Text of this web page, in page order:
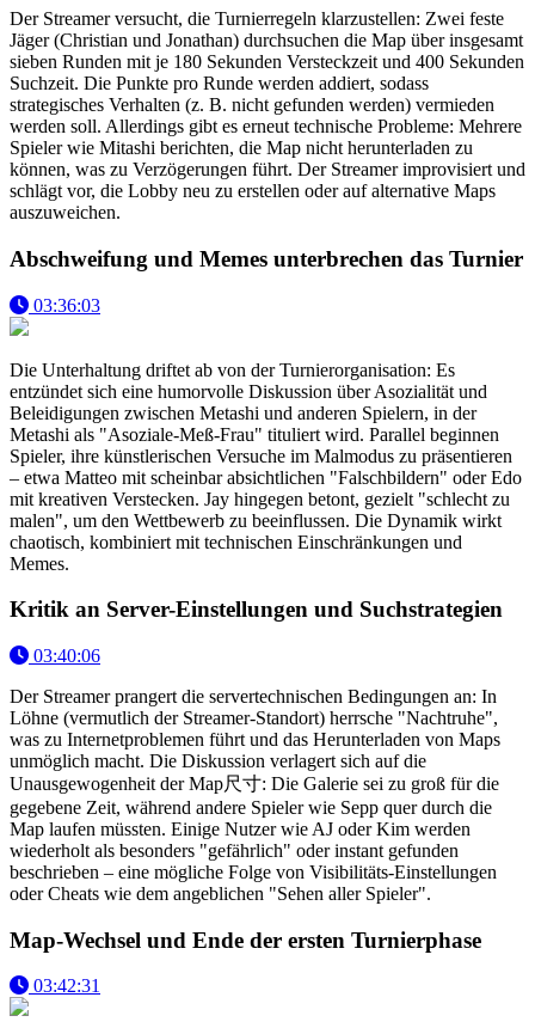
Der Streamer versucht, die Turnierregeln klarzustellen: Zwei feste
Jäger (Christian und Jonathan) durchsuchen die Map über insgesamt
sieben Runden mit je 180 Sekunden Versteckzeit und 400 Sekunden
Suchzeit. Die Punkte pro Runde werden addiert, sodass
strategisches Verhalten (z. B. nicht gefunden werden) vermieden
werden soll. Allerdings gibt es erneut technische Probleme: Mehrere
Spieler wie Mitashi berichten, die Map nicht herunterladen zu
können, was zu Verzögerungen führt. Der Streamer improvisiert und
schlägt vor, die Lobby neu zu erstellen oder auf alternative Maps
auszuweichen.
Abschweifung und Memes unterbrechen das Turnier
03:36:03
Die Unterhaltung driftet ab von der Turnierorganisation: Es
entzündet sich eine humorvolle Diskussion über Asozialität und
Beleidigungen zwischen Metashi und anderen Spielern, in der
Metashi als "Asoziale-Meß-Frau" tituliert wird. Parallel beginnen
Spieler, ihre künstlerischen Versuche im Malmodus zu präsentieren
– etwa Matteo mit scheinbar absichtlichen "Falschbildern" oder Edo
mit kreativen Verstecken. Jay hingegen betont, gezielt "schlecht zu
malen", um den Wettbewerb zu beeinflussen. Die Dynamik wirkt
chaotisch, kombiniert mit technischen Einschränkungen und
Memes.
Kritik an Server-Einstellungen und Suchstrategien
03:40:06
Der Streamer prangert die servertechnischen Bedingungen an: In
Löhne (vermutlich der Streamer-Standort) herrsche "Nachtruhe",
was zu Internetproblemen führt und das Herunterladen von Maps
unmöglich macht. Die Diskussion verlagert sich auf die
Unausgewogenheit der Map尺寸: Die Galerie sei zu groß für die
gegebene Zeit, während andere Spieler wie Sepp quer durch die
Map laufen müssten. Einige Nutzer wie AJ oder Kim werden
wiederholt als besonders "gefährlich" oder instant gefunden
beschrieben – eine mögliche Folge von Visibilitäts-Einstellungen
oder Cheats wie dem angeblichen "Sehen aller Spieler".
Map-Wechsel und Ende der ersten Turnierphase
03:42:31